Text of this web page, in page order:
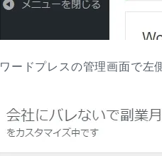
ワードプレスの管理画面で左